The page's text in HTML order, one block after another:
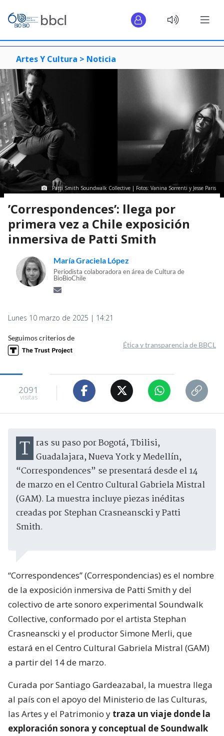
Artes Y Cultura > Noticia
Patti Smith Soundwalk Collective | Fotos: Vanina Sorrenti y Jesse Paris
’Correspondences’: llega por
primera vez a Chile exposición
inmersiva de Patti Smith
María Graciela López
Periodista colaboradora en área de Cultura de
BioBioChile
Lunes 10 marzo de 2025 | 14:21
Seguimos criterios de
Ética y transparencia de BBCL
2091
visitas
Tras su paso por Bogotá, Tbilisi, Guadalajara, Nueva York y Medellín,
“Correspondences” se presentará desde el 14
de marzo en el Centro Cultural Gabriela Mistral
(GAM). La muestra incluye piezas inéditas
creadas por Stephan Crasneanscki y Patti
Smith.
“Correspondences” (Correspondencias) es el nombre
de la exposición inmersiva de Patti Smith y del
colectivo de arte sonoro experimental Soundwalk
Collective, conformado por el artista Stephan
Crasneanscki y el productor Simone Merli, que
estará en el Centro Cultural Gabriela Mistral (GAM)
a partir del 14 de marzo.
Curada por Santiago Gardeazabal, la muestra llega
al país con el apoyo del Ministerio de las Culturas,
las Artes y el Patrimonio y traza un viaje donde la
exploración sonora y conceptual de Soundwalk